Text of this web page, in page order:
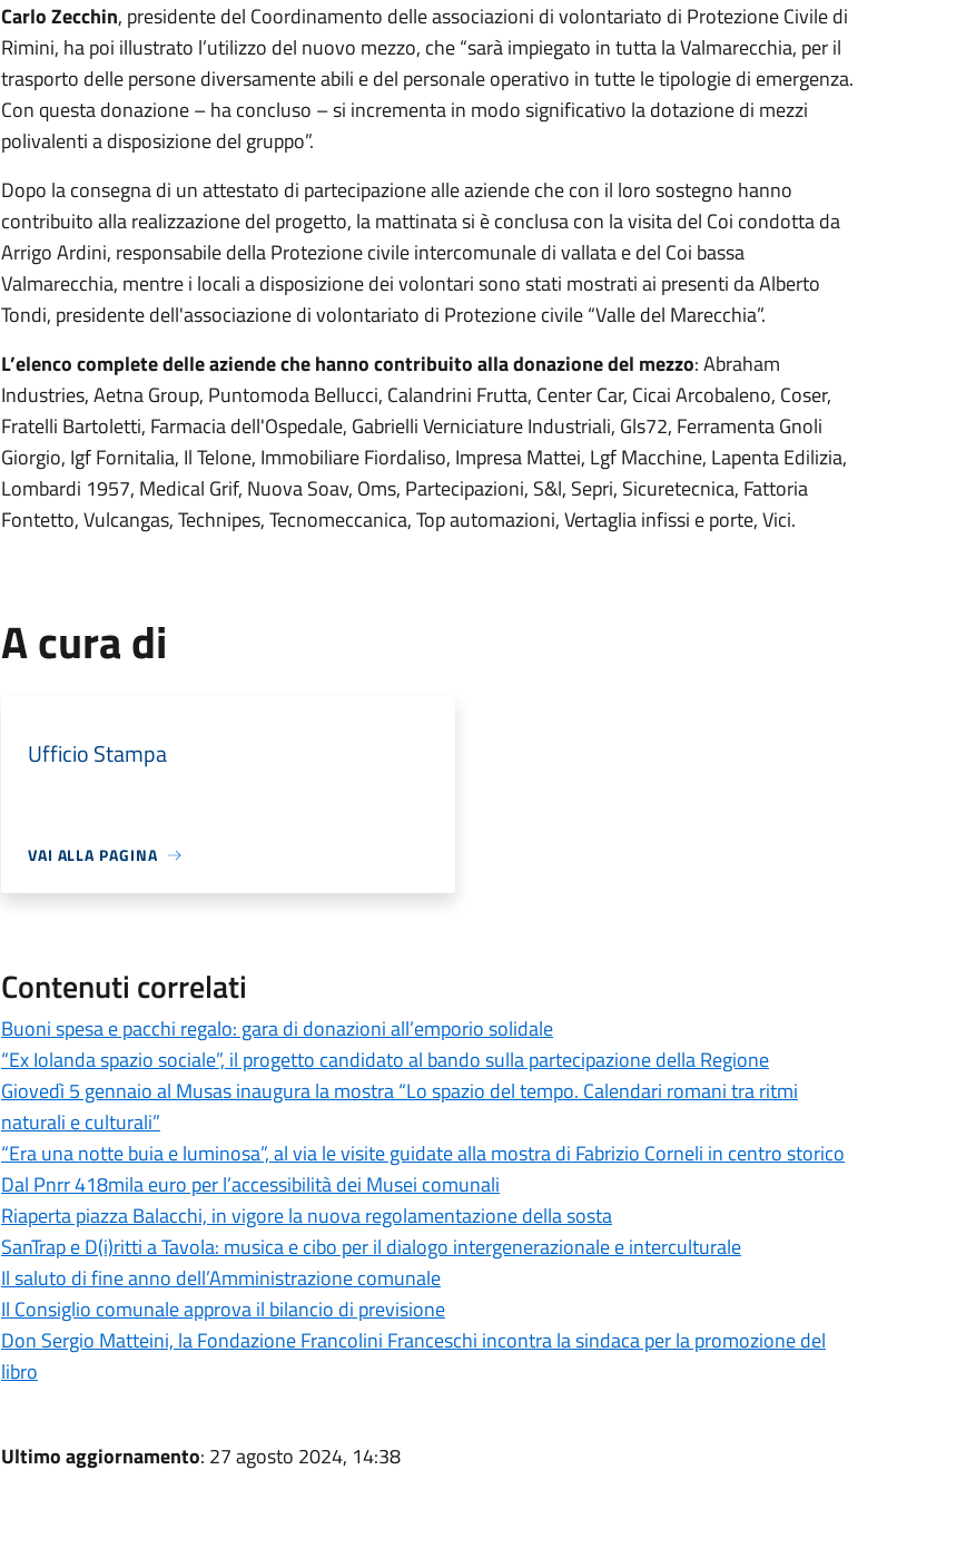
Carlo Zecchin, presidente del Coordinamento delle associazioni di volontariato di Protezione Civile di
Rimini, ha poi illustrato l’utilizzo del nuovo mezzo, che “sarà impiegato in tutta la Valmarecchia, per il
trasporto delle persone diversamente abili e del personale operativo in tutte le tipologie di emergenza.
Con questa donazione – ha concluso – si incrementa in modo significativo la dotazione di mezzi
polivalenti a disposizione del gruppo”.
Dopo la consegna di un attestato di partecipazione alle aziende che con il loro sostegno hanno
contribuito alla realizzazione del progetto, la mattinata si è conclusa con la visita del Coi condotta da
Arrigo Ardini, responsabile della Protezione civile intercomunale di vallata e del Coi bassa
Valmarecchia, mentre i locali a disposizione dei volontari sono stati mostrati ai presenti da Alberto
Tondi, presidente dell'associazione di volontariato di Protezione civile “Valle del Marecchia”.
L’elenco complete delle aziende che hanno contribuito alla donazione del mezzo: Abraham
Industries, Aetna Group, Puntomoda Bellucci, Calandrini Frutta, Center Car, Cicai Arcobaleno, Coser,
Fratelli Bartoletti, Farmacia dell'Ospedale, Gabrielli Verniciature Industriali, Gls72, Ferramenta Gnoli
Giorgio, Igf Fornitalia, Il Telone, Immobiliare Fiordaliso, Impresa Mattei, Lgf Macchine, Lapenta Edilizia,
Lombardi 1957, Medical Grif, Nuova Soav, Oms, Partecipazioni, S&l, Sepri, Sicuretecnica, Fattoria
Fontetto, Vulcangas, Technipes, Tecnomeccanica, Top automazioni, Vertaglia infissi e porte, Vici.
A cura di
Ufficio Stampa
VAI ALLA PAGINA
Contenuti correlati
Buoni spesa e pacchi regalo: gara di donazioni all’emporio solidale
“Ex Iolanda spazio sociale”, il progetto candidato al bando sulla partecipazione della Regione
Giovedì 5 gennaio al Musas inaugura la mostra “Lo spazio del tempo. Calendari romani tra ritmi
naturali e culturali”
“Era una notte buia e luminosa”, al via le visite guidate alla mostra di Fabrizio Corneli in centro storico
Dal Pnrr 418mila euro per l’accessibilità dei Musei comunali
Riaperta piazza Balacchi, in vigore la nuova regolamentazione della sosta
SanTrap e D(i)ritti a Tavola: musica e cibo per il dialogo intergenerazionale e interculturale
Il saluto di fine anno dell’Amministrazione comunale
Il Consiglio comunale approva il bilancio di previsione
Don Sergio Matteini, la Fondazione Francolini Franceschi incontra la sindaca per la promozione del
libro
Ultimo aggiornamento: 27 agosto 2024, 14:38